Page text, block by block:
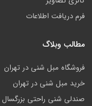
فرم دریافت اطلاعات
مطالب وبلاگ
فروشگاه مبل شنی در تهران
خرید مبل شنی در تهران
صندلی شنی راحتی بزرگسال